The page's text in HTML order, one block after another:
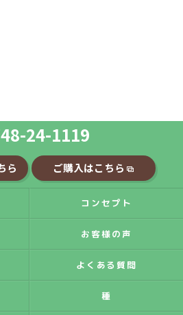
24-1119
ら ご購入はこちら
コンセプト
お客様の声
よくある質問
種